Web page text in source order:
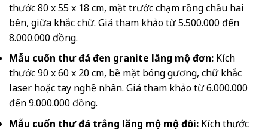
thước 80 x 55 x 18 cm, mặt trước chạm rồng chầu hai
bên, giữa khắc chữ. Giá tham khảo từ 5.500.000 đến
8.000.000 đồng.
Mẫu cuốn thư đá đen granite lăng mộ đơn: Kích
thước 90 x 60 x 20 cm, bề mặt bóng gương, chữ khắc
laser hoặc tay nghề nhân. Giá tham khảo từ 6.000.000
đến 9.000.000 đồng.
Mẫu cuốn thư đá trắng lăng mộ mộ đôi: Kích thước